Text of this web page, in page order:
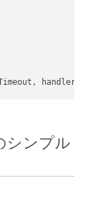
handler:
シンプル